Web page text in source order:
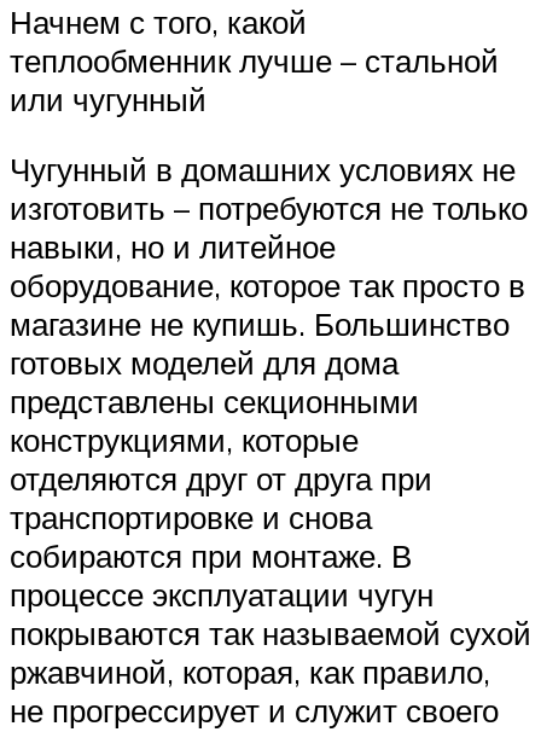
Начнем с того, какой
теплообменник лучше – стальной
или чугунный
Чугунный в домашних условиях не
изготовить – потребуются не только
навыки, но и литейное
оборудование, которое так просто в
магазине не купишь. Большинство
готовых моделей для дома
представлены секционными
конструкциями, которые
отделяются друг от друга при
транспортировке и снова
собираются при монтаже. В
процессе эксплуатации чугун
покрываются так называемой сухой
ржавчиной, которая, как правило,
не прогрессирует и служит своего